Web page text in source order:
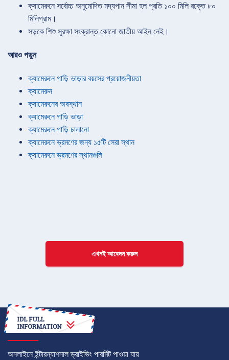
ক্যামেরুনে সর্বোচ্চ অনুমোদিত মদ্যপান সীমা হল প্রতি ১০০ মিলি রক্তে ৮০
মিলিগ্রাম।
সড়কে শিশু সুরক্ষা সংক্রান্ত কোনো জাতীয় আইন নেই।
আরও পড়ুন
ক্যামেরুনে গাড়ি ভাড়ার বয়সের প্রয়োজনীয়তা
ক্যামেরুন
ক্যামেরুনের অবস্থান
ক্যামেরুনে গাড়ি ভাড়া
ক্যামেরুনে গাড়ি চালানো
ক্যামেরুনে ভ্রমণের জন্য ১৫টি সেরা স্থান
ক্যামেরুনে ভ্রমণের স্থানগুলি
এখনই আবেদন করুন
কীভাবে
অনলাইনে ইন্টারন্যাশনাল ড্রাইভিং পারমিট পাওয়া যায়